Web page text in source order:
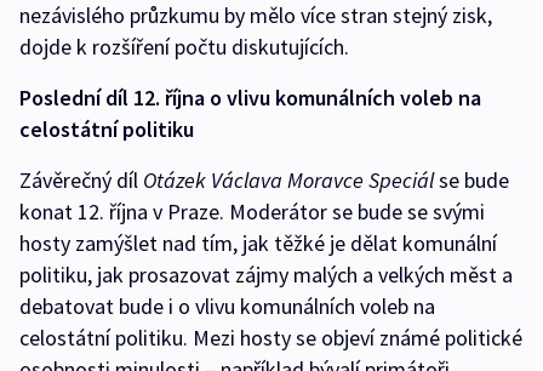
nezávislého průzkumu by mělo více stran stejný zisk,
dojde k rozšíření počtu diskutujících.
Poslední díl 12. října o vlivu komunálních voleb na
celostátní politiku
Závěrečný díl Otázek Václava Moravce Speciálse bude
konat 12. října v Praze. Moderátor se bude se svými
hosty zamýšlet nad tím, jak těžké je dělat komunální
politiku, jak prosazovat zájmy malých a velkých měst a
debatovat bude i o vlivu komunálních voleb na
celostátní politiku. Mezi hosty se objeví známé politické